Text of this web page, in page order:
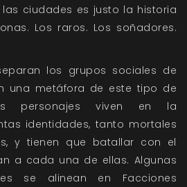
ciudades es justo la historia
Los raros. Los soñadores.
los grupos sociales de
una metáfora de este tipo de
personajes viven en la
identidades, tanto mortales
y tienen que batallar con el
a cada una de ellas. Algunas
se alinean en Facciones